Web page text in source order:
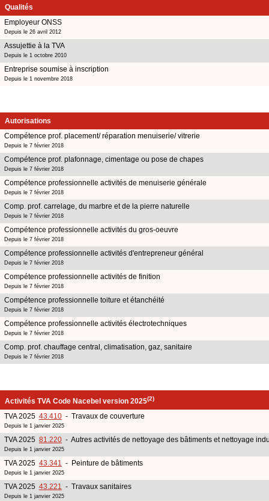
Qualités
Employeur ONSS
Depuis le 26 avril 2012
Assujettie à la TVA
Depuis le 1 octobre 2010
Entreprise soumise à inscription
Depuis le 1 novembre 2018
Autorisations
Compétence prof. placement/ réparation menuiserie/ vitrerie
Depuis le 7 février 2018
Compétence prof. plafonnage, cimentage ou pose de chapes
Depuis le 7 février 2018
Compétence professionnelle activités de menuiserie générale
Depuis le 7 février 2018
Comp. prof. carrelage, du marbre et de la pierre naturelle
Depuis le 7 février 2018
Compétence professionnelle activités du gros-oeuvre
Depuis le 7 février 2018
Compétence professionnelle activités d'entrepreneur général
Depuis le 7 février 2018
Compétence professionnelle activités de finition
Depuis le 7 février 2018
Compétence professionnelle toiture et étanchéité
Depuis le 7 février 2018
Compétence professionnelle activités électrotechniques
Depuis le 7 février 2018
Comp. prof. chauffage central, climatisation, gaz, sanitaire
Depuis le 7 février 2018
Activités TVA Code Nacebel version 2025(2)
TVA 2025 43.410 - Travaux de couverture
Depuis le 1 janvier 2025
TVA 2025 81.220 - Autres activités de nettoyage des bâtiments et nettoyage
Depuis le 1 janvier 2025
TVA 2025 43.341 - Peinture de bâtiments
Depuis le 1 janvier 2025
TVA 2025 43.221 - Travaux sanitaires
Depuis le 1 janvier 2025